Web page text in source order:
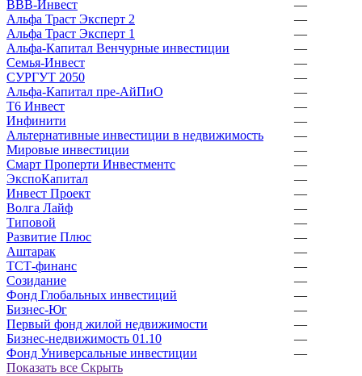
ВВВ-Инвест
—
Альфа Траст Эксперт 2
—
Альфа Траст Эксперт 1
—
Альфа-Капитал Венчурные инвестиции
—
Семья-Инвест
—
СУРГУТ 2050
—
Альфа-Капитал пре-АйПиО
—
Т6 Инвест
—
Инфинити
—
Альтернативные инвестиции в недвижимость
—
Мировые инвестиции
—
Смарт Проперти Инвестментс
—
ЭкспоКапитал
—
Инвест Проект
—
Волга Лайф
—
Типовой
—
Развитие Плюс
—
Аштарак
—
ТСТ-финанс
—
Созидание
—
Фонд Глобальных инвестиций
—
Бизнес-Юг
—
Первый фонд жилой недвижимости
—
Бизнес-недвижимость 01.10
—
Фонд Универсальные инвестиции
—
Показать все Скрыть